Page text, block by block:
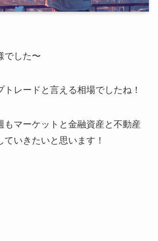
でした〜
トレードと言える相場でしたね！
もマーケットと金融資産と不動産
いきたいと思います！